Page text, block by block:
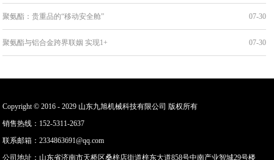
聚氨酯：贵重品的“移动安全舱” 07-30
聚氨酯与铝合金跨界联姻 实现1+ 07-30
Copyright © 2016 - 2029 山东九旭机械科技有限公司 版权所有
销售热线：152-5311-2637
联系邮箱：2334863691@qq.com
公司地址：山东省济南市天桥区桑梓店街道梓东大道858号中南产业智城29号楼